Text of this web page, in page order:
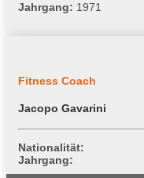
Jahrgang: 1971
Fitness Coach
Jacopo Gavarini
Nationalität:
Jahrgang: